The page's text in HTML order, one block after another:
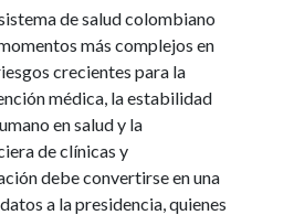
de salud colombiano
más complejos en
crecientes para la
médica, la estabilidad
en salud y la
de clínicas y
debe convertirse en una
a la presidencia, quienes